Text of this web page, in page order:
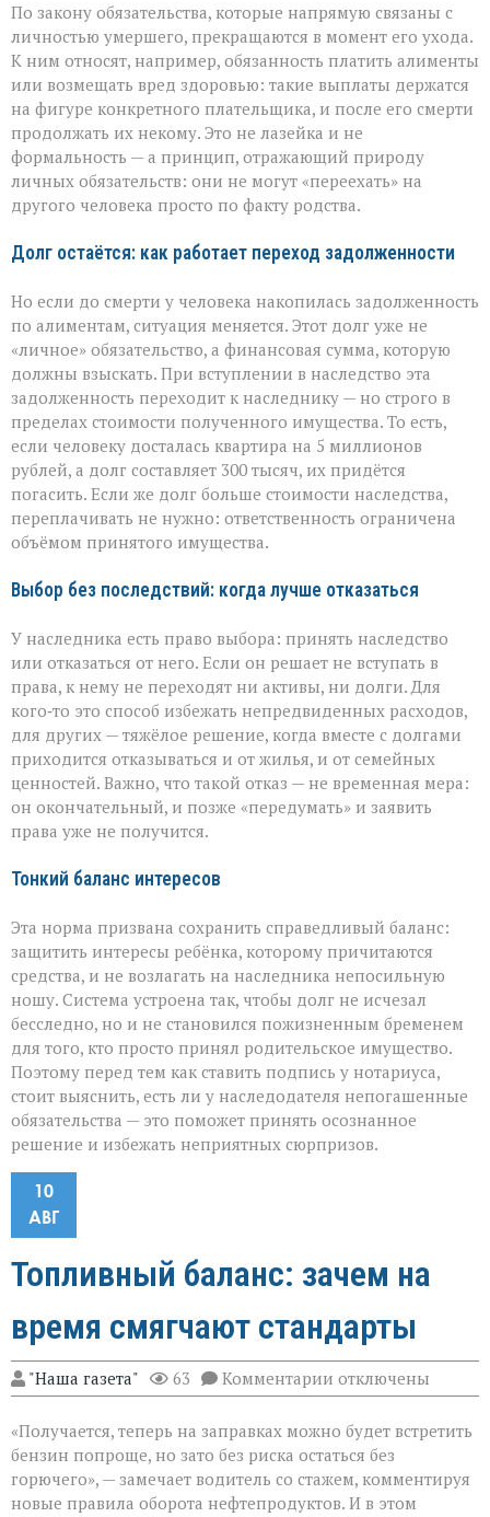
По закону обязательства, которые напрямую связаны с
личностью умершего, прекращаются в момент его ухода.
К ним относят, например, обязанность платить алименты
или возмещать вред здоровью: такие выплаты держатся
на фигуре конкретного плательщика, и после его смерти
продолжать их некому. Это не лазейка и не
формальность — а принцип, отражающий природу
личных обязательств: они не могут «переехать» на
другого человека просто по факту родства.
Долг остаётся: как работает переход задолженности
Но если до смерти у человека накопилась задолженность
по алиментам, ситуация меняется. Этот долг уже не
«личное» обязательство, а финансовая сумма, которую
должны взыскать. При вступлении в наследство эта
задолженность переходит к наследнику — но строго в
пределах стоимости полученного имущества. То есть,
если человеку досталась квартира на 5 миллионов
рублей, а долг составляет 300 тысяч, их придётся
погасить. Если же долг больше стоимости наследства,
переплачивать не нужно: ответственность ограничена
объёмом принятого имущества.
Выбор без последствий: когда лучше отказаться
У наследника есть право выбора: принять наследство
или отказаться от него. Если он решает не вступать в
права, к нему не переходят ни активы, ни долги. Для
кого‑то это способ избежать непредвиденных расходов,
для других — тяжёлое решение, когда вместе с долгами
приходится отказываться и от жилья, и от семейных
ценностей. Важно, что такой отказ — не временная мера:
он окончательный, и позже «передумать» и заявить
права уже не получится.
Тонкий баланс интересов
Эта норма призвана сохранить справедливый баланс:
защитить интересы ребёнка, которому причитаются
средства, и не возлагать на наследника непосильную
ношу. Система устроена так, чтобы долг не исчезал
бесследно, но и не становился пожизненным бременем
для того, кто просто принял родительское имущество.
Поэтому перед тем как ставить подпись у нотариуса,
стоит выяснить, есть ли у наследодателя непогашенные
обязательства — это поможет принять осознанное
решение и избежать неприятных сюрпризов.
10
АВГ
Топливный баланс: зачем на
время смягчают стандарты
"Наша газета" 63 Комментарии к
записи
баланс:
зачем
время
смягчают
отключены
«Получается, теперь на заправках можно будет встретить
бензин попроще, но зато без риска остаться без
горючего», — замечает водитель со стажем, комментируя
новые правила оборота нефтепродуктов. И в этом